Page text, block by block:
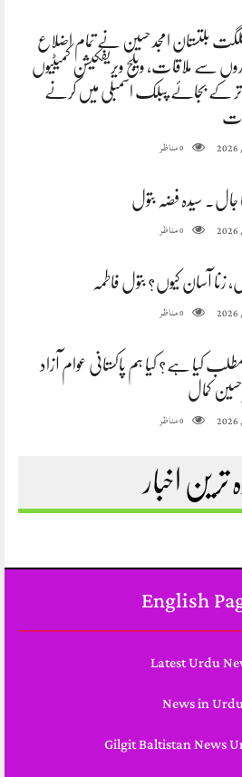
گلگت بلتستان امجد حسین نے تمام اضلاع
سے ملاقات، ویلج ویریفکیشن کمیٹیوں
کے بجائے پبلک اسمبلی میں کرنے
0مناظر
جال. سیدہ فضہ بتول
0مناظر
زنا آسان کیوں؟ بتول فاطمہ
0مناظر
کیا ہے؟ کیا ہم پاکستانی عوام آزاد
کمال
0مناظر
ترین اخبار
English
Latest Urdu
News in
Gilgit Baltistan News